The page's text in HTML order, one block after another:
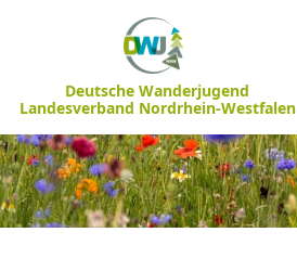
Deutsche Wanderjugend
Landesverband Nordrhein-Westfalen